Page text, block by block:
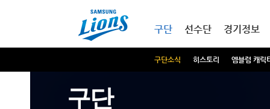
구단
구단소식 히스토리 엠블럼 캐릭
선수단 경기정보
구단